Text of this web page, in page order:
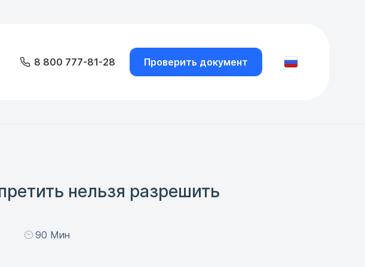
8 800 777-81-28 Проверить документ
нельзя разрешить
90 Мин